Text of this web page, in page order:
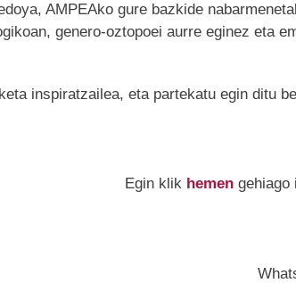
AMPEAko gure bazkide
genero-oztopoei aurre eginez eta
inspiratzailea, eta partekatu egin ditu
Egin klik hemengehiago